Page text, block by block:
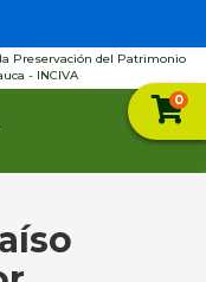
Preservación del Patrimonio
- INCIVA
0